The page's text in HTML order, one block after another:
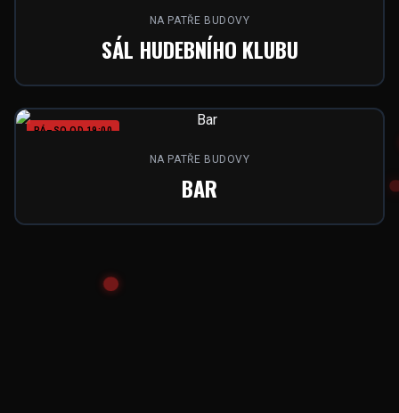
NA PATŘE BUDOVY
SÁL HUDEBNÍHO KLUBU
PÁ–SO OD 19:00
NA PATŘE BUDOVY
BAR